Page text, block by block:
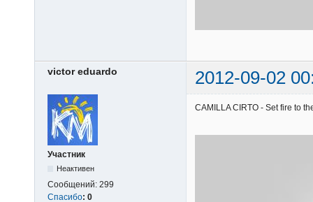
victor eduardo 2012-09-02
Участник
Неактивен
Сообщений: 299
Спасибо: 0
CAMILLA CIRTO - Set fire to